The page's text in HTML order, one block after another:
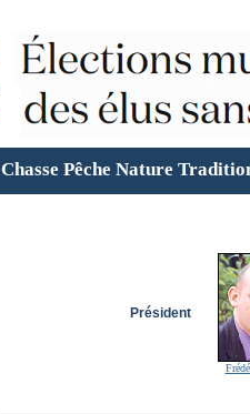
Chasse Pêche Nature
Président